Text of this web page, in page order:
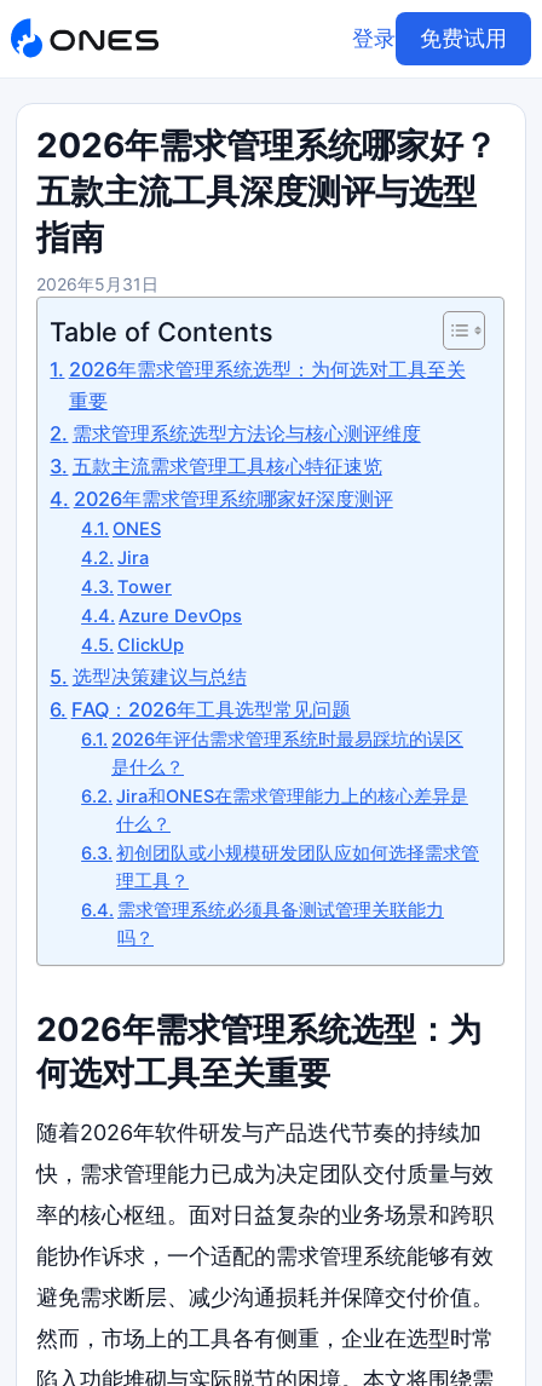
登录 免费试用
2026年需求管理系统哪家好？
五款主流工具深度测评与选型
指南
2026年5月31日
Table of Contents
2026年需求管理系统选型：为何选对工具至关
重要
需求管理系统选型方法论与核心测评维度
五款主流需求管理工具核心特征速览
2026年需求管理系统哪家好深度测评
ONES
Jira
Tower
Azure DevOps
ClickUp
选型决策建议与总结
FAQ：2026年工具选型常见问题
2026年评估需求管理系统时最易踩坑的误区
是什么？
Jira和ONES在需求管理能力上的核心差异是
什么？
初创团队或小规模研发团队应如何选择需求管
理工具？
需求管理系统必须具备测试管理关联能力
吗？
2026年需求管理系统选型：为
何选对工具至关重要
随着2026年软件研发与产品迭代节奏的持续加
快，需求管理能力已成为决定团队交付质量与效
率的核心枢纽。面对日益复杂的业务场景和跨职
能协作诉求，一个适配的需求管理系统能够有效
避免需求断层、减少沟通损耗并保障交付价值。
然而，市场上的工具各有侧重，企业在选型时常
陷入功能堆砌与实际脱节的困境。本文将围绕需